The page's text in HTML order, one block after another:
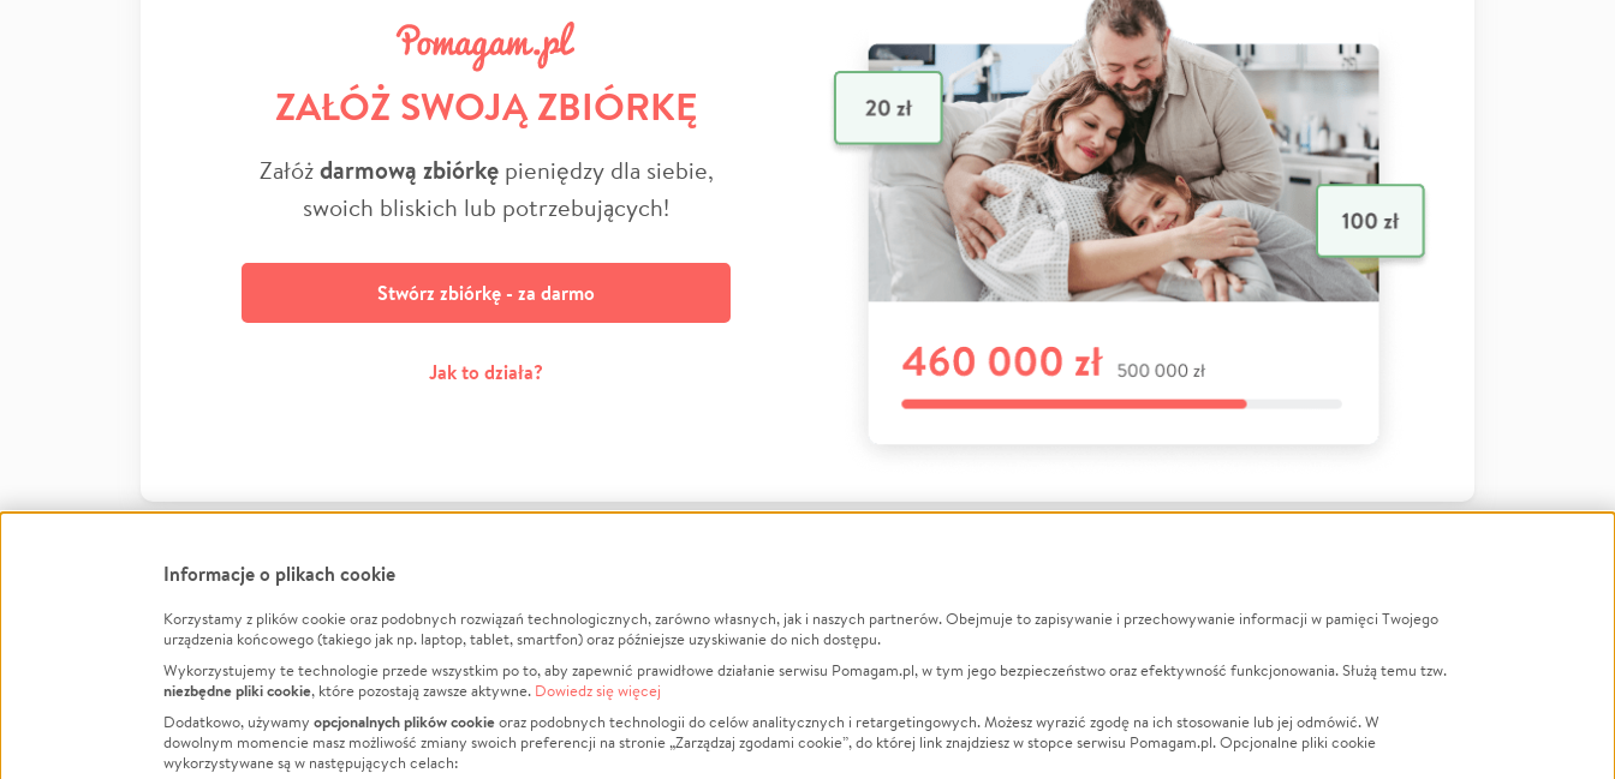
ZAŁÓŻ SWOJĄ ZBIÓRKĘ
Załóżdarmową zbiórkępieniędzy dla siebie,
swoich bliskich lub potrzebujących!
Stwórz zbiórkę - za darmo
Jak to działa?
FacebookTwitter Instagram
LinkedInTikTok Youtube
Informacje
Jak to działa?
Regulamin
Polityka Prywatności
O nas
Opinie
Raporty
Za darmo
Zbieraj na
Leczenie
Zwierzęta
Pożar
LGBTQ+
Powódź
Wichura
Informacje o plikach cookie
Korzystamy z plików cookie oraz podobnych rozwiązań technologicznych, zarówno własnych, jak i naszych partnerów. Obejmuje to zapisywanie i przechowywanie informacji w pamięci Twojego
urządzenia końcowego (takiego jak np. laptop, tablet, smartfon) oraz późniejsze uzyskiwanie do nich dostępu.
Wykorzystujemy te technologie przede wszystkim po to, aby zapewnić prawidłowe działanie serwisu Pomagam.pl, w tym jego bezpieczeństwo oraz efektywność funkcjonowania. Służą temu tzw.
niezbędne pliki cookie, które pozostają zawsze aktywne. Dowiedz się więcej
Dodatkowo, używamy opcjonalnych plików cookieoraz podobnych technologii do celów analitycznych i retargetingowych. Możesz wyrazić zgodę na ich stosowanie lub jej odmówić. W
dowolnym momencie masz możliwość zmiany swoich preferencji na stronie „Zarządzaj zgodami cookie”, do której link znajdziesz w stopce serwisu Pomagam.pl. Opcjonalne pliki cookie
wykorzystywane są w następujących celach: